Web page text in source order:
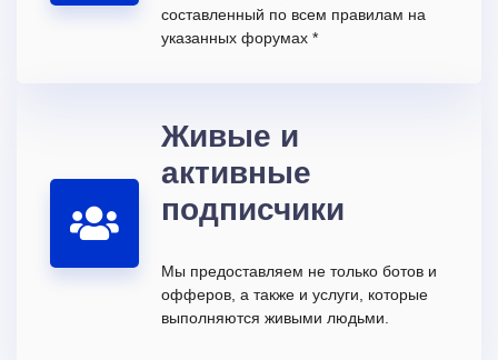
составленный по всем правилам на
указанных форумах *
Живые и
активные
подписчики
Мы предоставляем не только ботов и
офферов, а также и услуги, которые
выполняются живыми людьми.